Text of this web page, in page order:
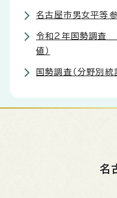
名古屋市男女平等
令和2年国勢調査
値）
国勢調査（分野別統
名